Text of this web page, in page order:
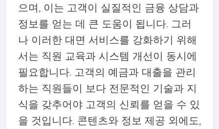
으며, 이는 고객이 실질적인 금융 상담과
정보를 얻는 데 큰 도움이 됩니다. 그러
나 이러한 대면 서비스를 강화하기 위해
서는 직원 교육과 시스템 개선이 동시에
필요합니다. 고객의 예금과 대출을 관리
하는 직원들이 보다 전문적인 기술과 지
식을 갖추어야 고객의 신뢰를 얻을 수 있
을 것입니다. 콘텐츠와 정보 제공 외에도,